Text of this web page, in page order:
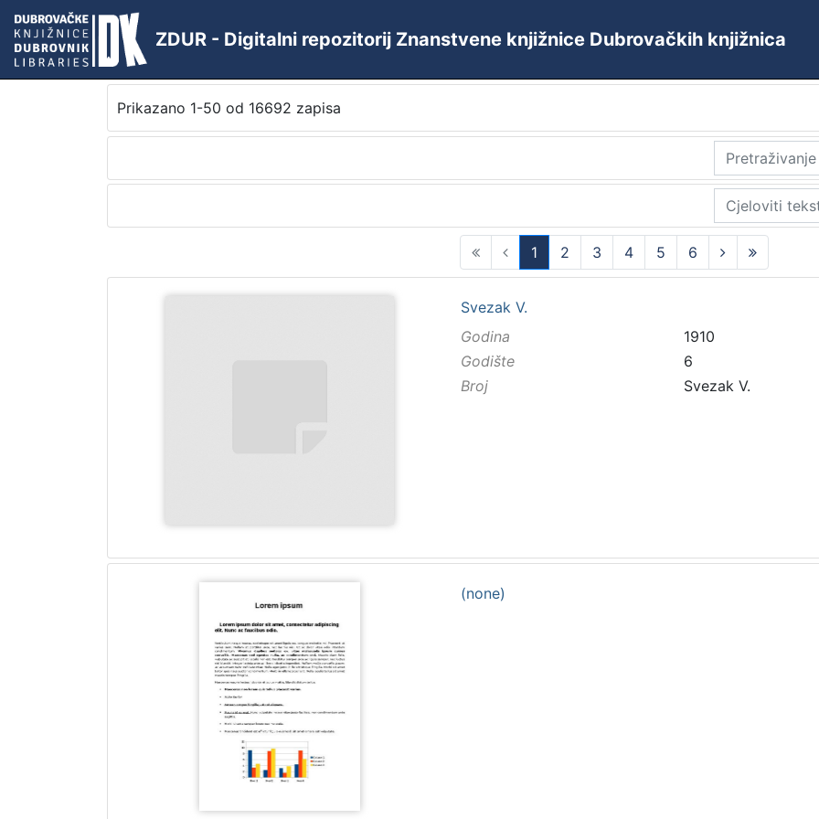
ZDUR - Digitalni repozitorij Znanstvene knjižnice Dubrovačkih knjižnica
Prikazano 1-50 od 16692 zapisa
1
(current)
2 3 4 5 6
Svezak V.
Godina
1910
Godište
6
Broj
Svezak V.
(none)